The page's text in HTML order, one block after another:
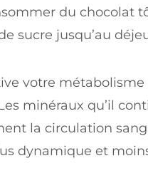
du chocolat
sucre jusqu’au
votre
minéraux qu’il
la circulation
dynamique et